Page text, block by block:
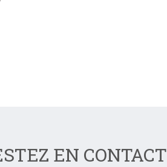
EN CONTACT